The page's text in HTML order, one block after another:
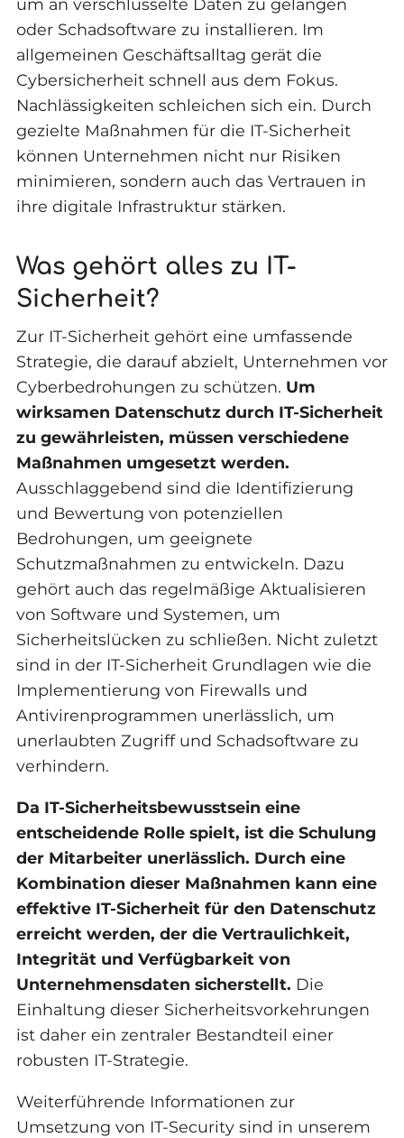
um an verschlüsselte Daten zu gelangen
oder Schadsoftware zu installieren. Im
allgemeinen Geschäftsalltag gerät die
Cybersicherheit schnell aus dem Fokus.
Nachlässigkeiten schleichen sich ein. Durch
gezielte Maßnahmen für die IT-Sicherheit
können Unternehmen nicht nur Risiken
minimieren, sondern auch das Vertrauen in
ihre digitale Infrastruktur stärken.
Was gehört alles zu IT-
Sicherheit?
Zur IT-Sicherheit gehört eine umfassende
Strategie, die darauf abzielt, Unternehmen vor
Cyberbedrohungen zu schützen. Um
wirksamen Datenschutz durch IT-Sicherheit
zu gewährleisten, müssen verschiedene
Maßnahmen umgesetzt werden.
Ausschlaggebend sind die Identifizierung
und Bewertung von potenziellen
Bedrohungen, um geeignete
Schutzmaßnahmen zu entwickeln. Dazu
gehört auch das regelmäßige Aktualisieren
von Software und Systemen, um
Sicherheitslücken zu schließen. Nicht zuletzt
sind in der IT-Sicherheit Grundlagen wie die
Implementierung von Firewalls und
Antivirenprogrammen unerlässlich, um
unerlaubten Zugriff und Schadsoftware zu
verhindern.
Da IT-Sicherheitsbewusstsein eine
entscheidende Rolle spielt, ist die Schulung
der Mitarbeiter unerlässlich. Durch eine
Kombination dieser Maßnahmen kann eine
effektive IT-Sicherheit für den Datenschutz
erreicht werden, der die Vertraulichkeit,
Integrität und Verfügbarkeit von
Unternehmensdaten sicherstellt. Die
Einhaltung dieser Sicherheitsvorkehrungen
ist daher ein zentraler Bestandteil einer
robusten IT-Strategie.
Weiterführende Informationen zur
Umsetzung von IT-Security sind in unserem